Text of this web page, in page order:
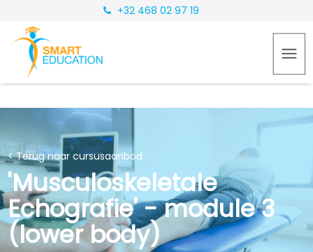
+32 468 02 97 19
< Terug naar cursusaanbod
'Musculoskeletale
Echografie' - module 3
(lower body)